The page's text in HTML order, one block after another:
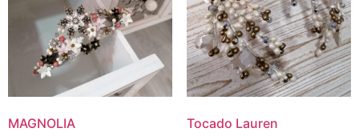
MAGNOLIA Tocado Lauren